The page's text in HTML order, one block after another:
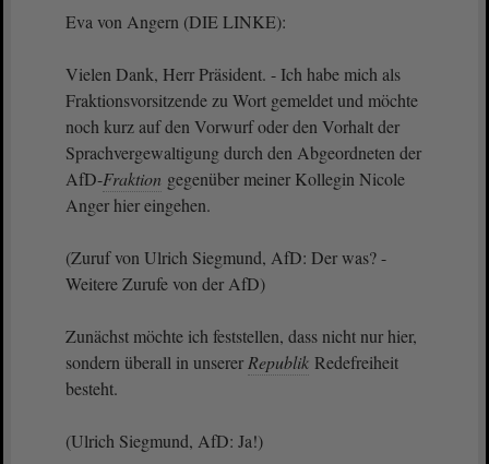
Eva von Angern (DIE LINKE):
Vielen Dank, Herr Präsident. - Ich habe mich als
Fraktionsvorsitzende zu Wort gemeldet und möchte
noch kurz auf den Vorwurf oder den Vorhalt der
Sprachvergewaltigung durch den Abgeordneten der
AfD-Fraktion gegenüber meiner Kollegin Nicole
Anger hier eingehen.
(Zuruf von Ulrich Siegmund, AfD: Der was? -
Weitere Zurufe von der AfD)
Zunächst möchte ich feststellen, dass nicht nur hier,
sondern überall in unserer Republik Redefreiheit
besteht.
(Ulrich Siegmund, AfD: Ja!)